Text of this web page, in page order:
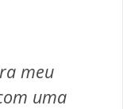
meu
uma